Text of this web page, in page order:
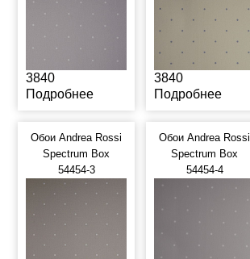
3840
Подробнее
3840
Подробнее
Обои Andrea Rossi
Spectrum Box
54454-3
Обои Andrea Rossi
Spectrum Box
54454-4